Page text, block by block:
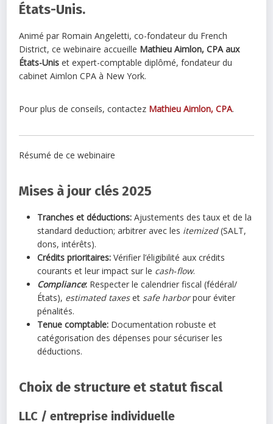
États-Unis.
Animé par Romain Angeletti, co-fondateur du French
District, ce webinaire accueille Mathieu Aimlon, CPA aux
États-Unis et expert-comptable diplômé, fondateur du
cabinet Aimlon CPA à New York.
Pour plus de conseils, contactez Mathieu Aimlon, CPA.
Résumé de ce webinaire
Mises à jour clés 2025
Tranches et déductions: Ajustements des taux et de la
standard deduction; arbitrer avec les itemized(SALT,
dons, intérêts).
Crédits prioritaires: Vérifier l’éligibilité aux crédits
courants et leur impact sur le cash‑flow.
Compliance: Respecter le calendrier fiscal (fédéral/
États), estimated taxeset safe harborpour éviter
pénalités.
Tenue comptable: Documentation robuste et
catégorisation des dépenses pour sécuriser les
déductions.
Choix de structure et statut fiscal
LLC / entreprise individuelle